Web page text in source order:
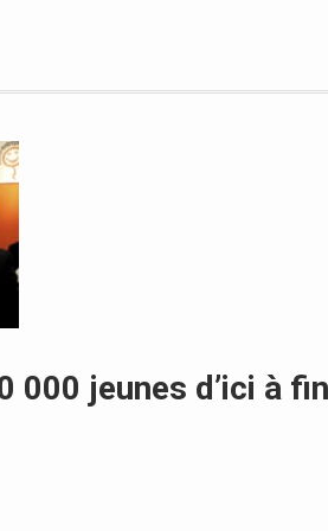
000 jeunes d’ici à fin